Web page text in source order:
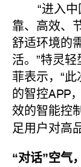
“进入中
靠、高效、
舒适环境的
活。”特灵
菲表示，“
的智控APP
效的智能控
足用户对高
“对话”空气